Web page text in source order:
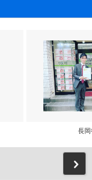
長岡